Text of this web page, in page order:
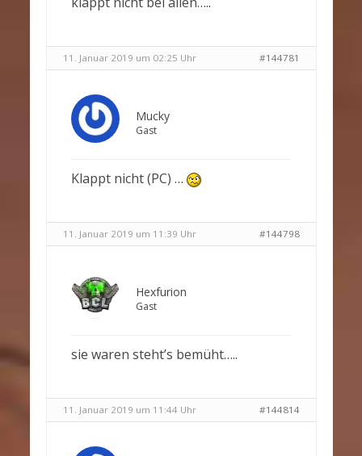
11. Januar 2019 um 02:25 Uhr #144781
Mucky
Gast
Klappt nicht (PC) …
11. Januar 2019 um 11:39 Uhr #144798
Hexfurion
Gast
sie waren steht’s bemüht…..
11. Januar 2019 um 11:44 Uhr #144814